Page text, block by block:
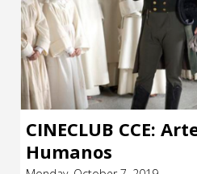
CINECLUB CCE:
Humanos